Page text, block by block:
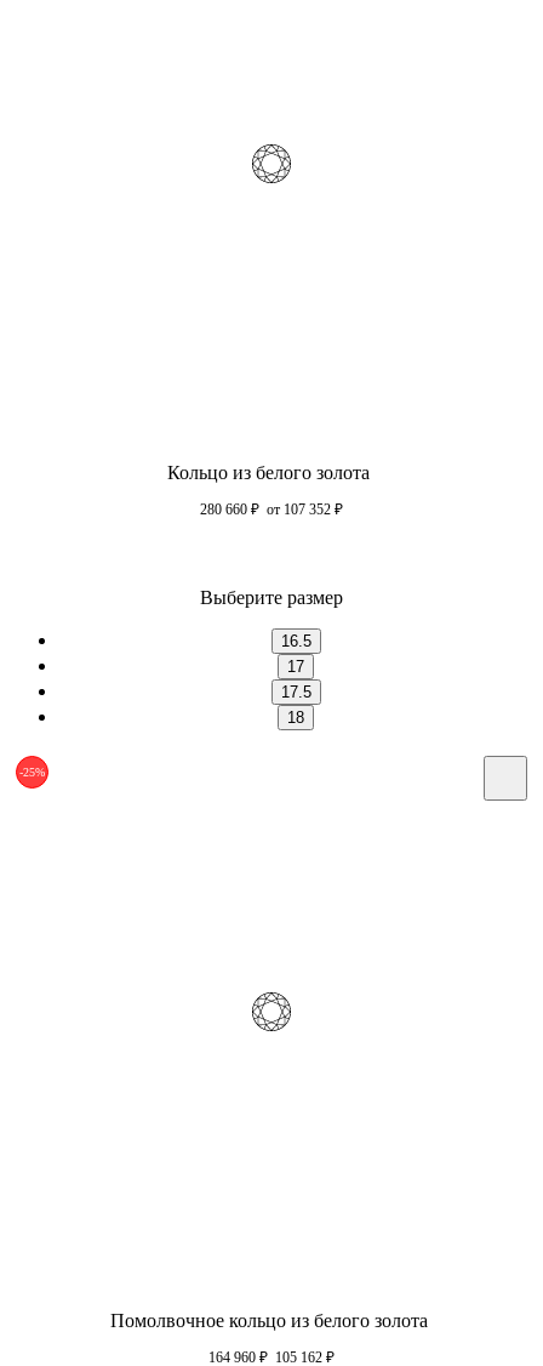
Кольцо из белого золота
280 660 ₽ от 107 352 ₽
Выберите размер
16.5
17
17.5
18
-25%
Помолвочное кольцо из белого золота
164 960 ₽ 105 162 ₽